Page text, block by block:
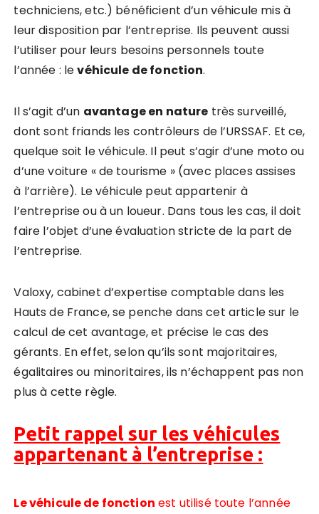
techniciens, etc.) bénéficient d’un véhicule mis à
leur disposition par l’entreprise. Ils peuvent aussi
l’utiliser pour leurs besoins personnels toute
l’année : levéhicule de fonction.
Il s’agit d’un avantage en nature très surveillé,
dont sont friands les contrôleurs de l’URSSAF. Et ce,
quelque soit le véhicule. Il peut s’agir d’une moto ou
d’une voiture « de tourisme » (avec places assises
à l’arrière). Le véhicule peut appartenir à
l’entreprise ou à un loueur. Dans tous les cas, il doit
faire l’objet d’une évaluation stricte de la part de
l’entreprise.
Valoxy, cabinet d’expertise comptable dans les
Hauts de France, se penche dans cet article sur le
calcul de cet avantage, et précise le cas des
gérants. En effet, selon qu’ils sont majoritaires,
égalitaires ou minoritaires, ils n’échappent pas non
plus à cette règle.
Petit rappel sur les véhicules
appartenant à l’entreprise :
Le véhicule de fonction est utilisé toute l’année